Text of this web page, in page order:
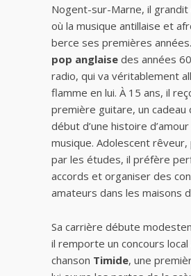
Nogent-sur-Marne, il
où la musique antillaise et
berce ses premières
pop anglaise des années
radio, qui va véritablement
flamme en lui. À 15 ans, il
première guitare, un cadeau
début d’une histoire
musique. Adolescent
par les études, il préfère
accords et organiser des
amateurs dans les maisons
Sa carrière débute
il remporte un concours local
chanson Timide, une